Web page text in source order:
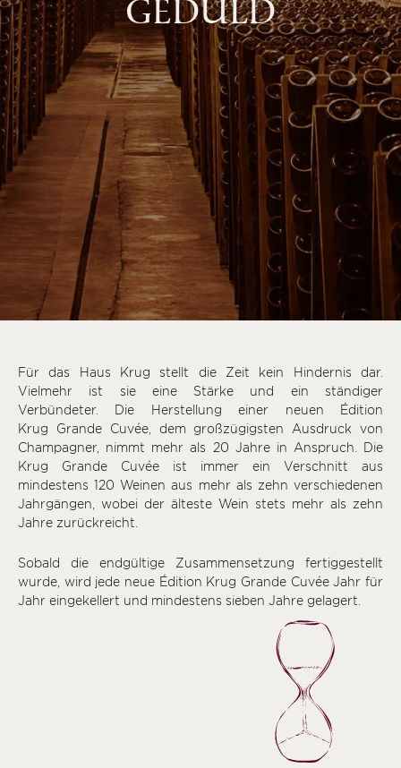
GEDULD
Für das Haus Krug stellt die Zeit kein Hindernis dar.
Vielmehr ist sie eine Stärke und ein ständiger
Verbündeter. Die Herstellung einer neuen Édition
Krug Grande Cuvée, dem großzügigsten Ausdruck von
Champagner, nimmt mehr als 20 Jahre in Anspruch. Die
Krug Grande Cuvée ist immer ein Verschnitt aus
mindestens 120 Weinen aus mehr als zehn verschiedenen
Jahrgängen, wobei der älteste Wein stets mehr als zehn
Jahre zurückreicht.
Sobald die endgültige Zusammensetzung fertiggestellt
wurde, wird jede neue Édition Krug Grande Cuvée Jahr für
Jahr eingekellert und mindestens sieben Jahre gelagert.